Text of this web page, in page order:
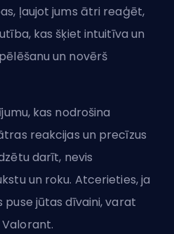
ļaujot jums ātri reaģēt,
kas šķiet intuitīva un
un novērš
kas nodrošina
reakcijas un precīzus
darīt, nevis
un roku. Atcerieties, ja
puse jūtas dīvaini, varat
.